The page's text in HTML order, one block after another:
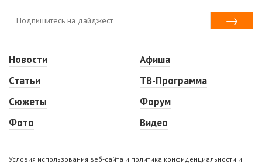
Новости
Статьи
Сюжеты
Фото
Афиша
ТВ-Программа
Форум
Видео
Условия использования веб-сайта и политика конфиденциальности и